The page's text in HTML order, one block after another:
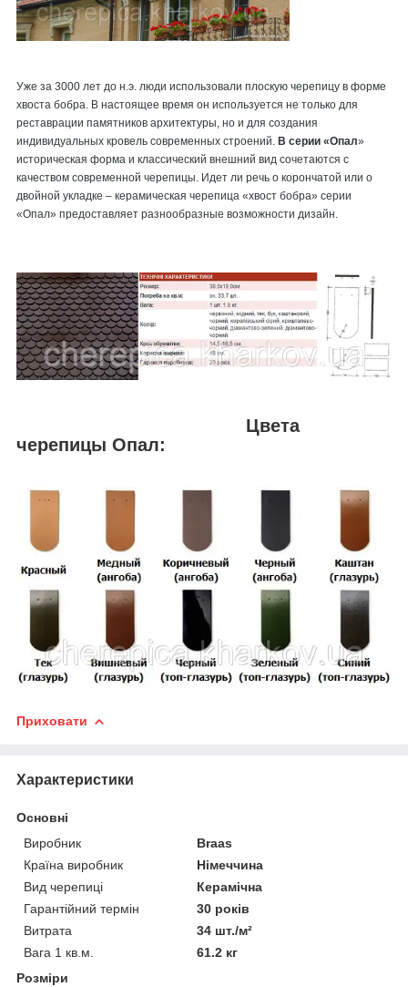
Уже за 3000 лет до н.э. люди использовали плоскую черепицу в форме
хвоста бобра. В настоящее время он используется не только для
реставрации памятников архитектуры, но и для создания
индивидуальных кровель современных строений. В серии «Опал»
историческая форма и классический внешний вид сочетаются с
качеством современной черепицы. Идет ли речь о корончатой или о
двойной укладке – керамическая черепица «хвост бобра» серии
«Опал» предоставляет разнообразные возможности дизайн.
Цвета
черепицы Опал:
Приховати
Характеристики
Основні
Виробник
Braas
Країна виробник
Німеччина
Вид черепиці
Керамічна
Гарантійний термін
30 років
Витрата
34 шт./м²
Вага 1 кв.м.
61.2 кг
Розміри